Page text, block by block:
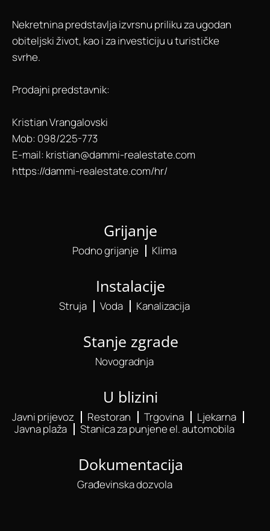
Nekretnina predstavlja izvrsnu priliku za ugodan
obiteljski život, kao i za investiciju u turističke
svrhe.
Prodajni predstavnik:
Kristian Vrangalovski
Mob: 098/225-773
E-mail: kristian@dammi-realestate.com
https://dammi-realestate.com/hr/
Grijanje
Podno grijanje Klima
Instalacije
Struja Voda Kanalizacija
Stanje zgrade
Novogradnja
U blizini
Javni prijevoz Restoran Trgovina
Ljekarna
Javna plaža
Stanica za punjene el. automobila
Dokumentacija
Građevinska dozvola